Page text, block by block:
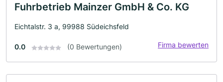
Fuhrbetrieb Mainzer GmbH & Co. KG
Eichtalstr. 3 a, 99988 Südeichsfeld
0.0 (0 Bewertungen) Firma bewerten